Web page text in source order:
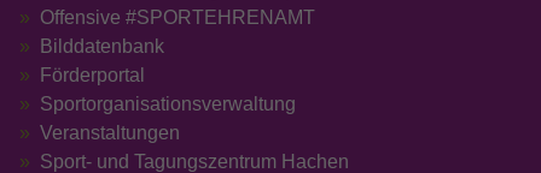
Offensive #SPORTEHRENAMT
Bilddatenbank
Förderportal
Sportorganisationsverwaltung
Veranstaltungen
Sport- und Tagungszentrum Hachen